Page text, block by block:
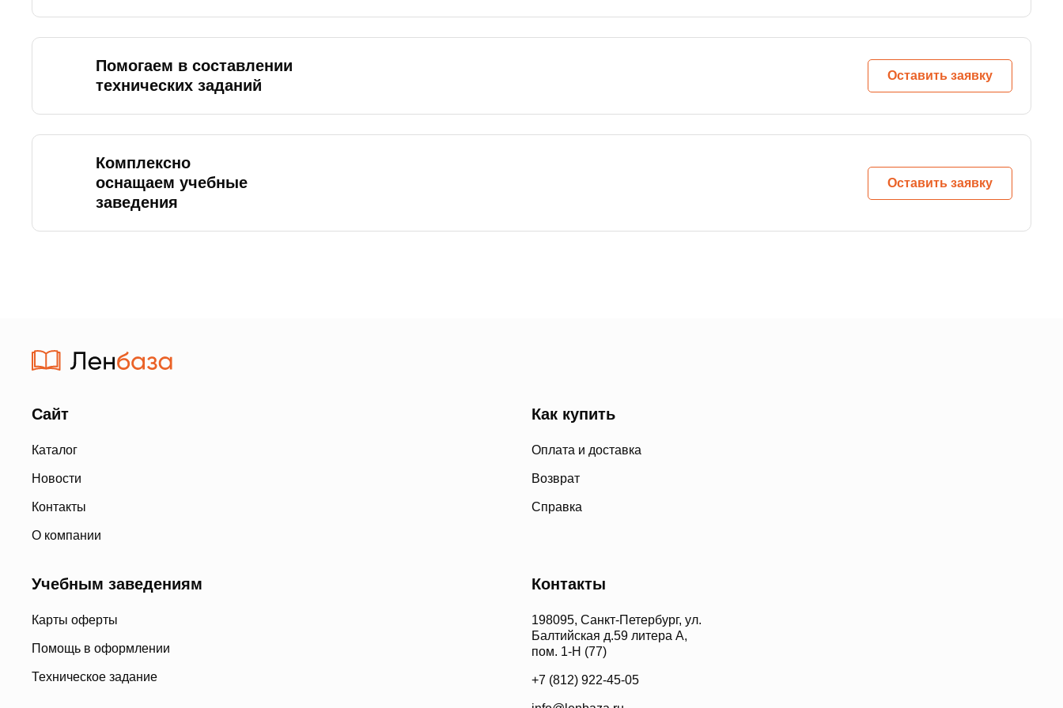
Помогаем в составлении
технических заданий
Оставить заявку
Комплексно
оснащаем учебные
заведения
Оставить заявку
Сайт
Каталог
Новости
Контакты
О компании
Как купить
Оплата и доставка
Возврат
Справка
Учебным заведениям
Карты оферты
Помощь в оформлении
Техническое задание
Контакты
198095, Санкт-Петербург, ул.
Балтийская д.59 литера А,
пом. 1-Н (77)
+7 (812) 922-45-05